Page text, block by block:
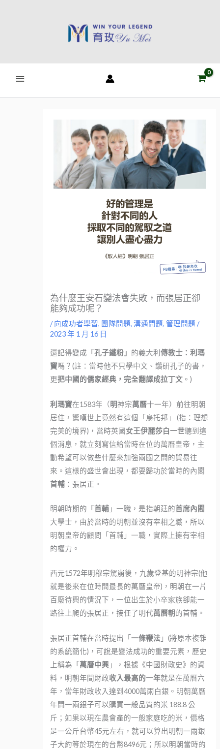
為什麼王安石變法會失敗，而張居正卻
能夠成功呢？
/向成功者學習, 團隊問題,溝通問題,管理問題 /
2023 年 1 月 16 日
還記得變成「孔子鐵粉」 的義大利傳教士：利瑪
竇嗎？(註：當時他不只學中文、鑽研孔子的書，
更把中國的儒家經典，完全翻譯成拉丁文 。)
利瑪竇在1583年（明神宗萬曆十一年）前往明朝
居住，驚嘆世上竟然有這個「烏托邦」 (指：理想
完美的境界)，當時英國女王伊麗莎白一世聽到這
個消息，就立刻寫信給當時在位的萬曆皇帝，主
動希望可以做些什麼來加強兩國之間的貿易往
來。這樣的盛世會出現，都要歸功於當時的內閣
首輔 ：張居正。
明朝時期的「首輔 」一職，是指朝廷的首席內閣
大學士，由於當時的明朝並沒有宰相之職，所以
明朝皇帝的顧問「首輔」一職，實際上擁有宰相
的權力。
西元1572年明穆宗駕崩後，九歲登基的明神宗(他
就是後來在位時間最長的萬曆皇帝)，明朝在一片
百廢待興的情況下，一位出生於小卒家族卻能一
路往上爬的張居正，接任了明代萬曆朝的首輔。
張居正首輔在當時提出「一條鞭法 」(將原本複雜
的系統簡化)，可說是變法成功的重要元素，歷史
上稱為「 萬曆中興 」，根據《中國財政史》的資
料，明朝年間財政收入最高的一年就是在萬曆六
年，當年財政收入達到4000萬兩白銀。明朝萬曆
年間一兩銀子可以購買一般品質的米 188.8 公
斤；如果以現在農會產的一般家庭吃的米，價格
是一公斤台幣45元左右，就可以算出明朝一兩銀
子大約等於現在的台幣8496元；所以明朝當時的